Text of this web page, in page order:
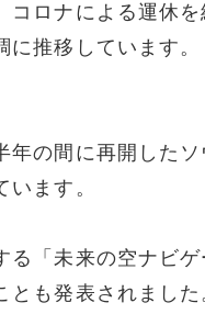
コロナによる運休
推移しています。
年の間に再開した
ます。
る「未来の空ナビ
も発表されました